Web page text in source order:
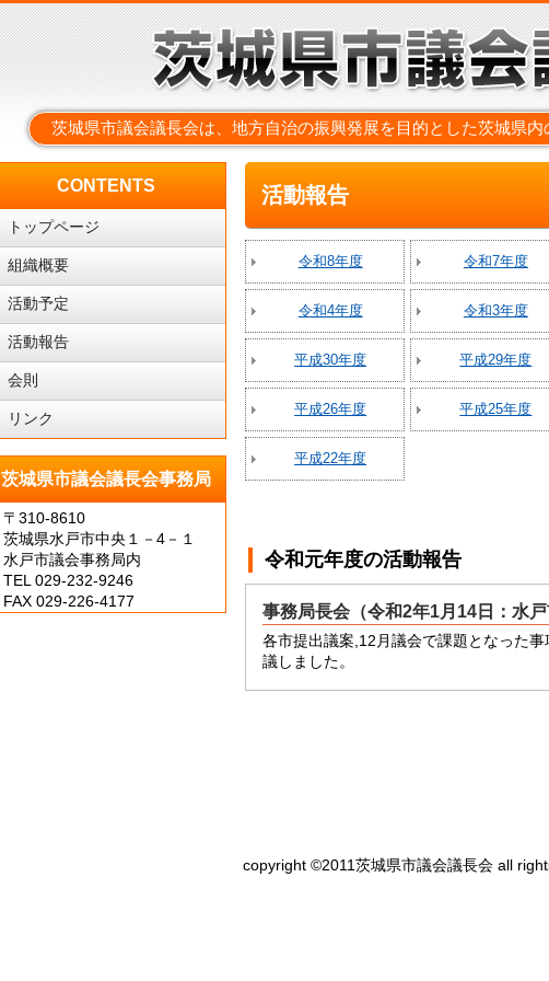
茨城県市議会議長会は、地方自治の振興発展を目的とした茨城県内
CONTENTS
トップページ
組織概要
活動予定
活動報告
会則
リンク
茨城県市議会議長会事務局
〒310-8610
茨城県水戸市中央１－4－１
水戸市議会事務局内
TEL 029-232-9246
FAX 029-226-4177
活動報告
令和8年度 令和7年度
令和4年度 令和3年度
平成30年度 平成29年度
平成26年度 平成25年度
平成22年度
令和元年度の活動報告
事務局長会（令和2年1月14日：水戸
各市提出議案,12月議会で課題となった
議しました。
copyright ©2011茨城県市議会議長会 all